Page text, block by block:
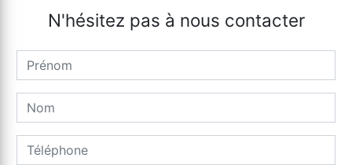
N'hésitez pas à nous contacter